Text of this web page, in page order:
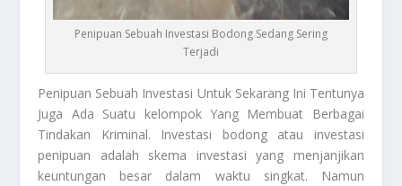
Penipuan Sebuah Investasi Bodong Sedang Sering
Terjadi
Penipuan Sebuah Investasi Untuk Sekarang Ini Tentunya
Juga Ada Suatu kelompok Yang Membuat Berbagai
Tindakan Kriminal. Investasi bodong atau investasi
penipuan adalah skema investasi yang menjanjikan
keuntungan besar dalam waktu singkat. Namun